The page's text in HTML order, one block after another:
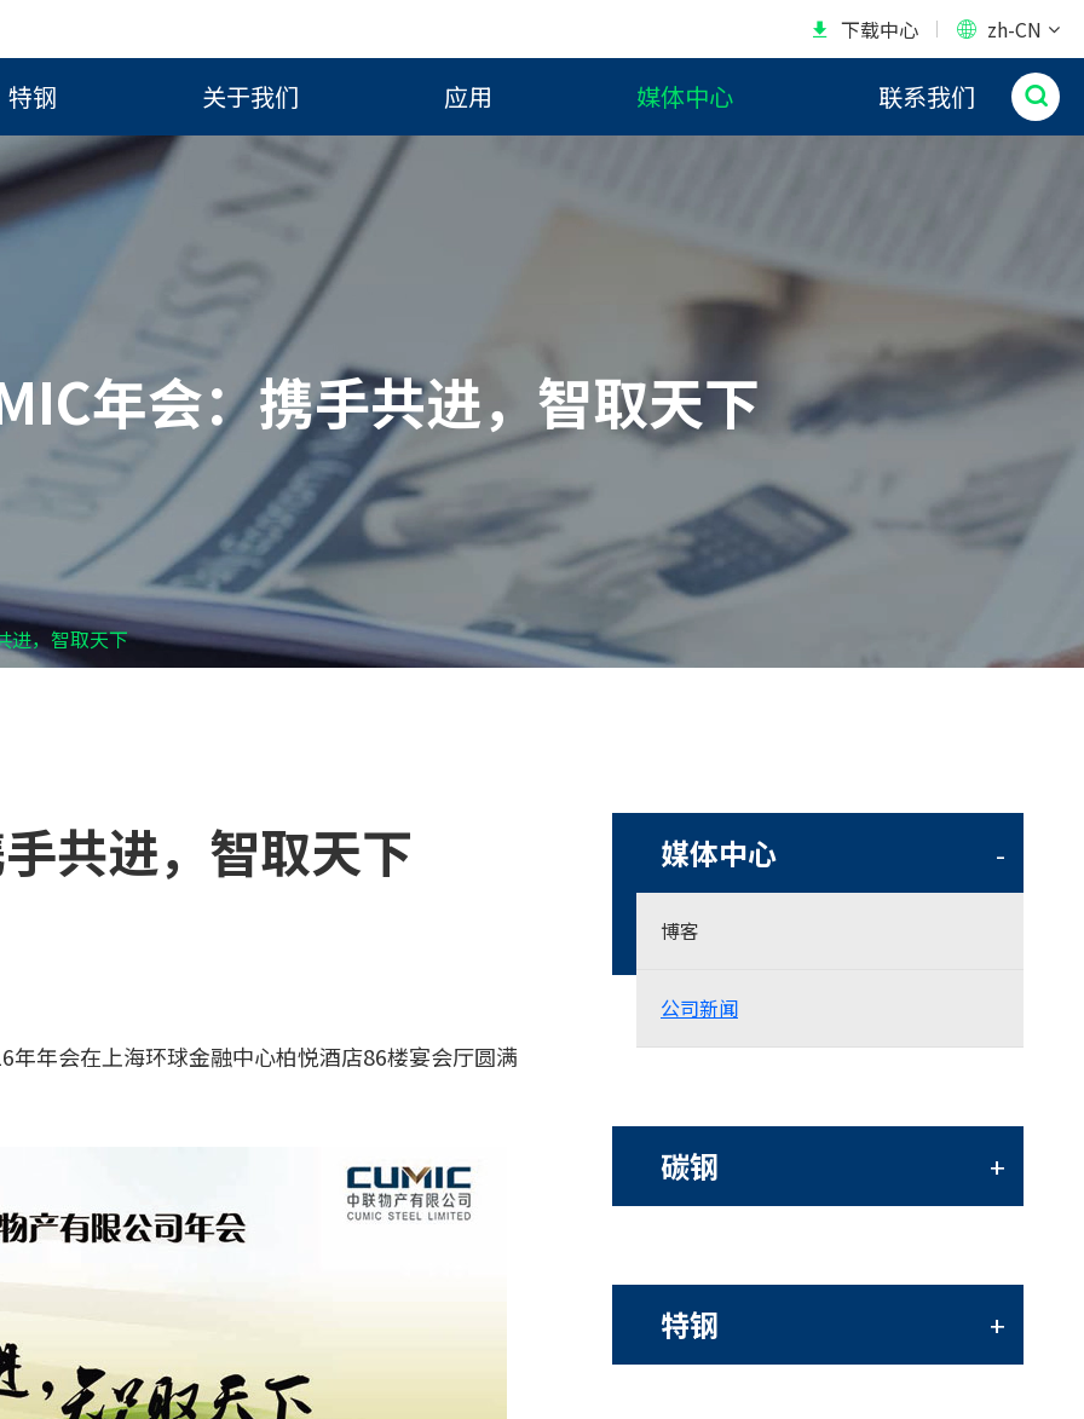
 下载中心  zh-CN
特钢 关于我们 应用 媒体中心 联系我们 
年会：携手共进，智取天下
进，智取天下
共进，智取天下
年会在上海环球金融中心柏悦酒店86楼宴会厅圆满
媒体中心 -
博客
公司新闻
碳钢 +
特钢 +